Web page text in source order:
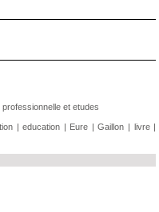
professionnelle et etudes
|education | Eure |Gaillon | livre|